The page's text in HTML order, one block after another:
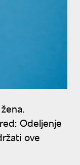
Odeljenje
ove